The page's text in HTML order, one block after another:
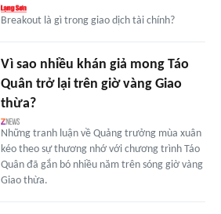
Breakout là gì trong giao dịch tài chính?
Vì sao nhiều khán giả mong Táo
Quân trở lại trên giờ vàng Giao
thừa?
Những tranh luận về Quảng trưởng mùa xuân
kéo theo sự thương nhớ với chương trình Táo
Quân đã gắn bó nhiều năm trên sóng giờ vàng
Giao thừa.